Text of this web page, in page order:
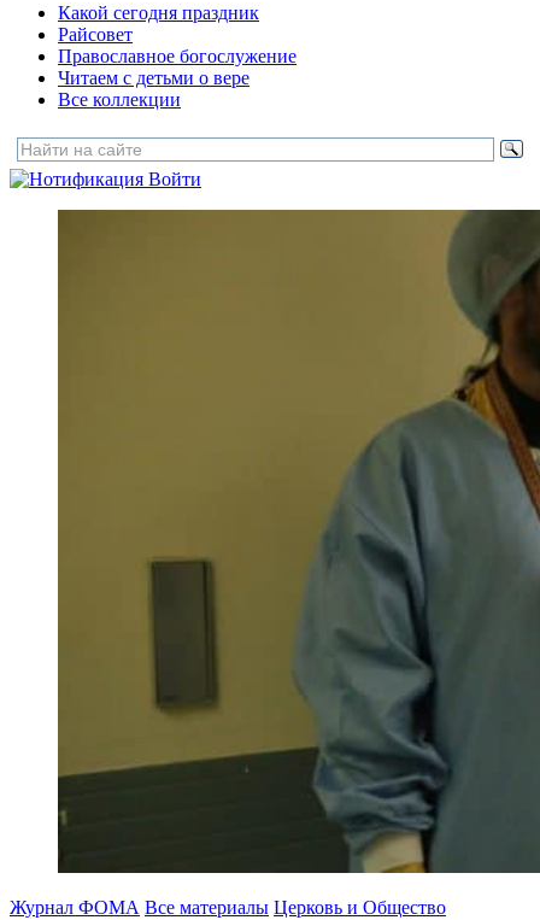
Какой сегодня праздник
Райсовет
Православное богослужение
Читаем с детьми о вере
Все коллекции
Войти
Журнал ФОМА Все материалы Церковь и Общество